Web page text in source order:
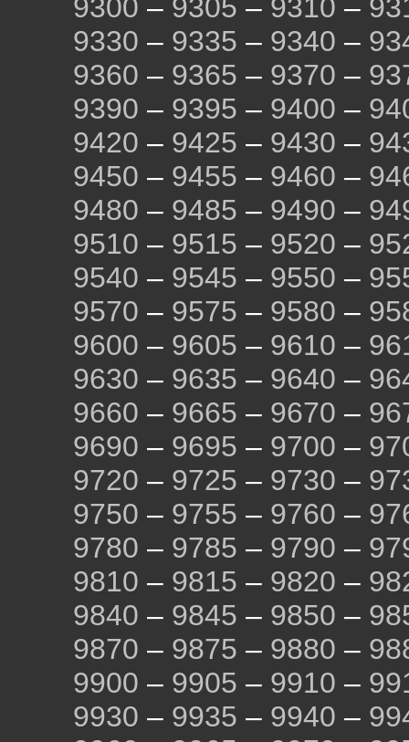
9300 – 9305 – 9310 –
9330 – 9335 – 9340 –
9360 – 9365 – 9370 –
9390 – 9395 – 9400 –
9420 – 9425 – 9430 –
9450 – 9455 – 9460 –
9480 – 9485 – 9490 –
9510 – 9515 – 9520 –
9540 – 9545 – 9550 –
9570 – 9575 – 9580 –
9600 – 9605 – 9610 –
9630 – 9635 – 9640 –
9660 – 9665 – 9670 –
9690 – 9695 – 9700 –
9720 – 9725 – 9730 –
9750 – 9755 – 9760 –
9780 – 9785 – 9790 –
9810 – 9815 – 9820 –
9840 – 9845 – 9850 –
9870 – 9875 – 9880 –
9900 – 9905 – 9910 –
9930 – 9935 – 9940 –